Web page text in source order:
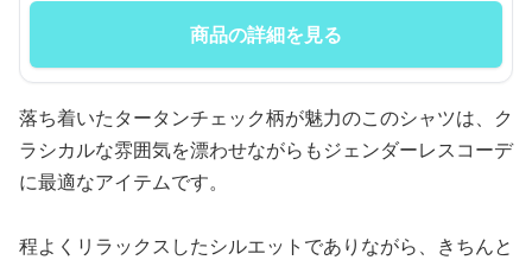
商品の詳細を見る
落ち着いたタータンチェック柄が魅力のこのシャツは、ク
ラシカルな雰囲気を漂わせながらもジェンダーレスコーデ
に最適なアイテムです。
程よくリラックスしたシルエットでありながら、きちんと